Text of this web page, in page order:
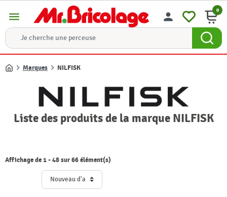
menu person 0
Accueil
Marques NILFISK
Liste des produits de la marque NILFISK
Affichage de 1 - 48 sur 66 élément(s)